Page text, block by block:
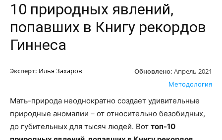
10 природных явлений,
попавших в Книгу рекордов
Гиннеса
Эксперт: Илья Захаров Обновлено: Апрель 2021
Методология
Мать-природа неоднократно создает удивительные
природные аномалии – от относительно безобидных,
до губительных для тысяч людей. Вот топ-10